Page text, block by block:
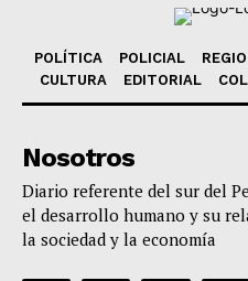
POLÍTICA POLICIAL
CULTURA
EDITORIAL
Nosotros
Diario referente del sur del
el desarrollo humano y su
la sociedad y la economía